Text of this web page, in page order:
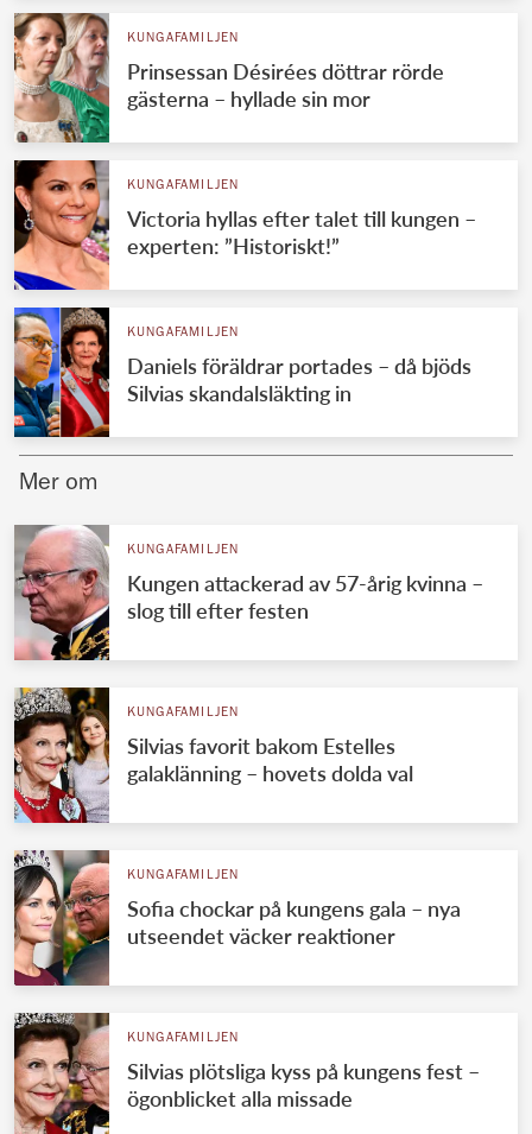
Danska kungahuset
Jordanska kungahuset
Luxemburgska storhertighuset
Japanska kejsarhuset
Thailändska kungahuset
Marockanska kungahuset
KUNGAFAMILJEN
Prinsessan Désirées döttrar rörde
gästerna – hyllade sin mor
KUNGAFAMILJEN
Victoria hyllas efter talet till kungen –
experten: ”Historiskt!”
KUNGAFAMILJEN
Daniels föräldrar portades – då bjöds
Silvias skandalsläkting in
Mer om
KUNGAFAMILJEN
Kungen attackerad av 57-årig kvinna –
slog till efter festen
KUNGAFAMILJEN
Silvias favorit bakom Estelles
galaklänning – hovets dolda val
KUNGAFAMILJEN
Sofia chockar på kungens gala – nya
utseendet väcker reaktioner
KUNGAFAMILJEN
Silvias plötsliga kyss på kungens fest –
ögonblicket alla missade